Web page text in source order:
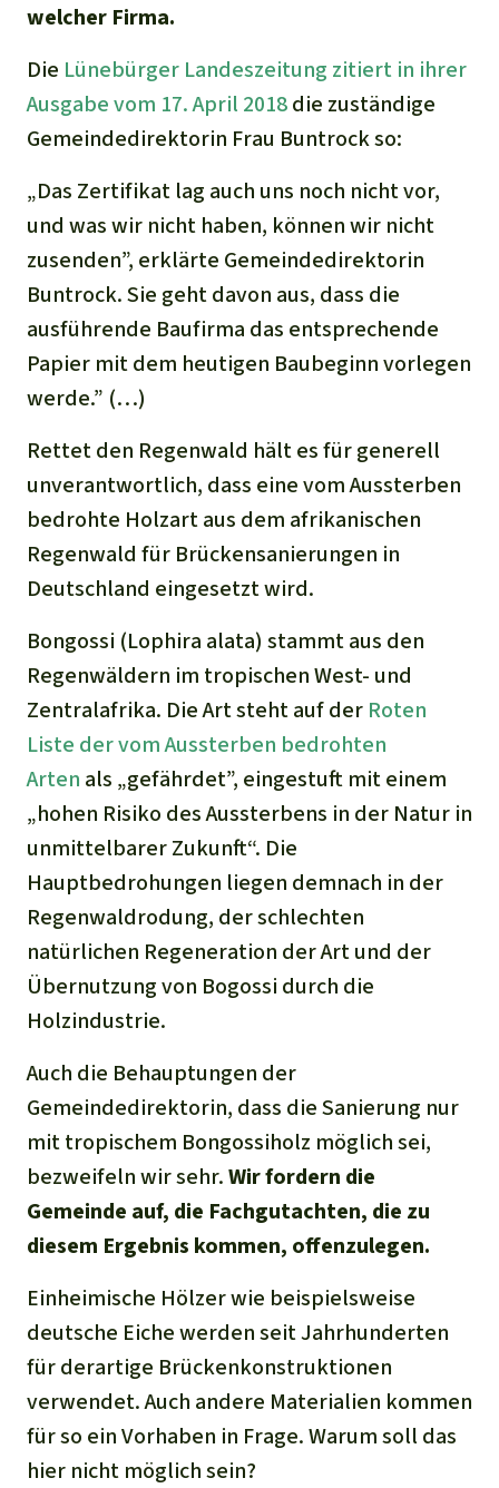
welcher Firma.
Die Lünebürger Landeszeitung zitiert in ihrer
Ausgabe vom 17. April 2018die zuständige
Gemeindedirektorin Frau Buntrock so:
„Das Zertifikat lag auch uns noch nicht vor,
und was wir nicht haben, können wir nicht
zusenden”, erklärte Gemeindedirektorin
Buntrock. Sie geht davon aus, dass die
ausführende Baufirma das entsprechende
Papier mit dem heutigen Baubeginn vorlegen
werde.” (…)
Rettet den Regenwald hält es für generell
unverantwortlich, dass eine vom Aussterben
bedrohte Holzart aus dem afrikanischen
Regenwald für Brückensanierungen in
Deutschland eingesetzt wird.
Bongossi (Lophira alata) stammt aus den
Regenwäldern im tropischen West- und
Zentralafrika. Die Art steht auf der Roten
Liste der vom Aussterben bedrohten
Arten als „gefährdet”, eingestuft mit einem
„hohen Risiko des Aussterbens in der Natur in
unmittelbarer Zukunft“. Die
Hauptbedrohungen liegen demnach in der
Regenwaldrodung, der schlechten
natürlichen Regeneration der Art und der
Übernutzung von Bogossi durch die
Holzindustrie.
Auch die Behauptungen der
Gemeindedirektorin, dass die Sanierung nur
mit tropischem Bongossiholz möglich sei,
bezweifeln wir sehr.Wir fordern die
Gemeinde auf, die Fachgutachten, die zu
diesem Ergebnis kommen, offenzulegen.
Einheimische Hölzer wie beispielsweise
deutsche Eiche werden seit Jahrhunderten
für derartige Brückenkonstruktionen
verwendet. Auch andere Materialien kommen
für so ein Vorhaben in Frage. Warum soll das
hier nicht möglich sein?